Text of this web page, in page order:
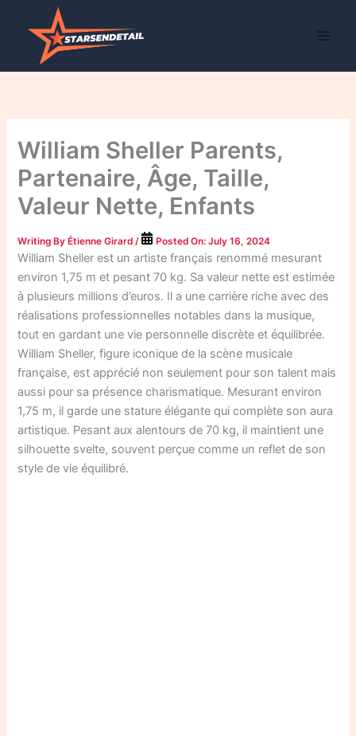
William Sheller Parents,
Partenaire, Âge, Taille,
Valeur Nette, Enfants
Writing ByÉtienne Girard / Posted On:July 16, 2024
William Sheller est un artiste français renommé mesurant
environ 1,75 m et pesant 70 kg. Sa valeur nette est estimée
à plusieurs millions d’euros. Il a une carrière riche avec des
réalisations professionnelles notables dans la musique,
tout en gardant une vie personnelle discrète et équilibrée.
William Sheller, figure iconique de la scène musicale
française, est apprécié non seulement pour son talent mais
aussi pour sa présence charismatique. Mesurant environ
1,75 m, il garde une stature élégante qui complète son aura
artistique. Pesant aux alentours de 70 kg, il maintient une
silhouette svelte, souvent perçue comme un reflet de son
style de vie équilibré.